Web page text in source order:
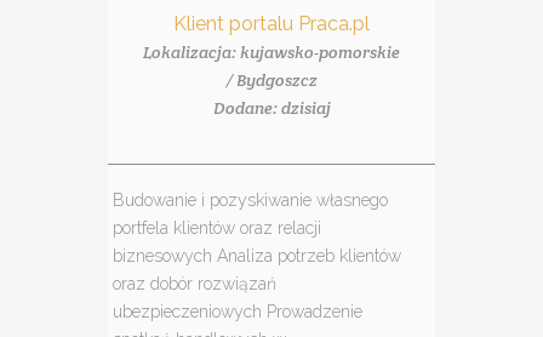
Klient portalu Praca.pl
Lokalizacja: kujawsko-pomorskie
/ Bydgoszcz
Dodane: dzisiaj
Budowanie i pozyskiwanie własnego
portfela klientów oraz relacji
biznesowych Analiza potrzeb klientów
oraz dobór rozwiązań
ubezpieczeniowych Prowadzenie